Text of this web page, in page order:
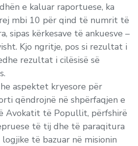
e kaluar raportuese, ka
mbi 10 për qind të numrit të
sipas kërkesave të ankuesve –
Kjo ngritje, pos si rezultat i
rezultat i cilësisë së
aspektet kryesore për
qëndrojnë në shpërfaqjen e
Avokatit të Popullit, përfshirë
të tij dhe të paraqitura
të bazuar në misionin